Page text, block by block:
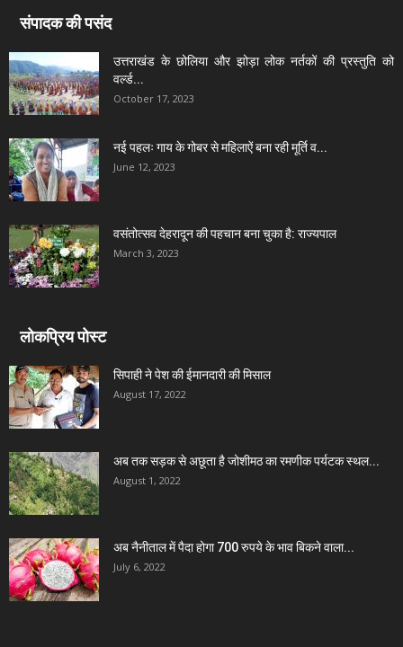
संपादक की पसंद
उत्तराखंड के छोलिया और झोड़ा लोक नर्तकों की प्रस्तुति को
वर्ल्ड...
October 17, 2023
नई पहलः गाय के गोबर से महिलाऐं बना रही मूर्ति व...
June 12, 2023
वसंतोत्सव देहरादून की पहचान बना चुका है: राज्यपाल
March 3, 2023
लोकप्रिय पोस्ट
सिपाही ने पेश की ईमानदारी की मिसाल
August 17, 2022
अब तक सड़क से अछूता है जोशीमठ का रमणीक पर्यटक स्थल...
August 1, 2022
अब नैनीताल में पैदा होगा 700 रुपये के भाव बिकने वाला...
July 6, 2022